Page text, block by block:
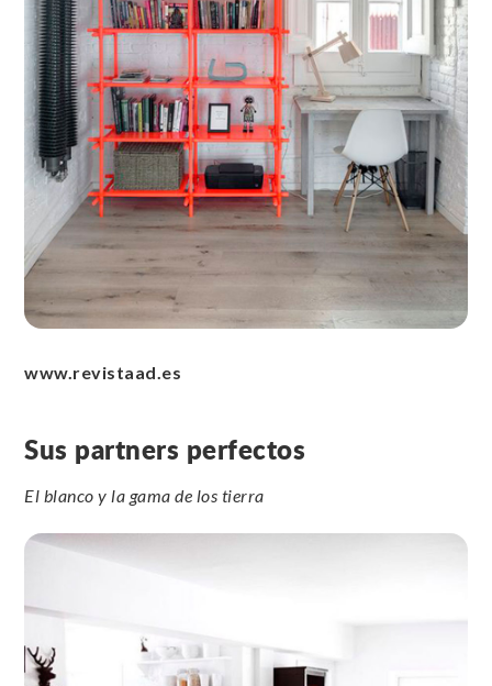
www.revistaad.es
Sus partners perfectos
El blanco y la gama de los tierra